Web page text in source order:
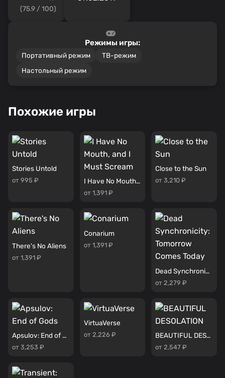
(75.9 / 100)
Режимы игры:
Портативный режим
ТВ-режим
Настольный режим
Похожие игры
Stories Untold
от 995 ₽ I Have No Mouth, and I Must Scream
от 1,391 ₽
Close to the Sun
от 3,210 ₽
There's No Aliens
от 1,391 ₽
Conarium
от 1,391 ₽
Dead Synchronicity: Tomorrow Comes Today
от 2,279 ₽
Apsulov: End of Gods
от 3,253 ₽
VirtuaVerse
от 2,226 ₽ BEAUTIFUL DESOLATION
от 2,547 ₽